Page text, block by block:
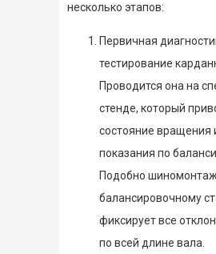
несколько этапов:
Первичная
тестирование
Проводится она на
стенде, который
состояние вращения
показания по
Подобно
балансировочному
фиксирует все
по всей длине вала.